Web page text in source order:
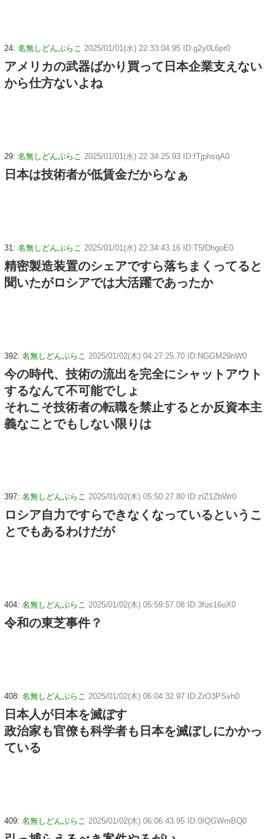
24: 名無しどんぶらこ 2025/01/01(水) 22:33:04.95 ID:g2y0L6pr0
アメリカの武器ばかり買って日本企業支えない
から仕方ないよね
29: 名無しどんぶらこ 2025/01/01(水) 22:34:25.93 ID:fTjphsqA0
日本は技術者が低賃金だからなぁ
31: 名無しどんぶらこ 2025/01/01(水) 22:34:43.16 ID:T5fDhgoE0
精密製造装置のシェアですら落ちまくってると
聞いたがロシアでは大活躍であったか
392: 名無しどんぶらこ 2025/01/02(木) 04:27:25.70 ID:NGGM29nW0
今の時代、技術の流出を完全にシャットアウト
するなんて不可能でしょ
それこそ技術者の転職を禁止するとか反資本主
義なことでもしない限りは
397: 名無しどんぶらこ 2025/01/02(木) 05:50:27.80 ID:zlZ1ZbWr0
ロシア自力ですらできなくなっているというこ
とでもあるわけだが
404: 名無しどんぶらこ 2025/01/02(木) 05:59:57.08 ID:3fus16oX0
令和の東芝事件？
408: 名無しどんぶらこ 2025/01/02(木) 06:04:32.97 ID:ZrO3PSvh0
日本人が日本を滅ぼす
政治家も官僚も科学者も日本を滅ぼしにかかっ
ている
409: 名無しどんぶらこ 2025/01/02(木) 06:06:43.95 ID:0IQGWmBQ0